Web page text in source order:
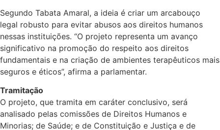
Segundo Tabata Amaral, a ideia é criar um arcabouço
legal robusto para evitar abusos aos direitos humanos
nessas instituições. “O projeto representa um avanço
significativo na promoção do respeito aos direitos
fundamentais e na criação de ambientes terapêuticos mais
seguros e éticos”, afirma a parlamentar.
Tramitação
O projeto, que tramita em caráter conclusivo, será
analisado pelas comissões de Direitos Humanos e
Minorias; de Saúde; e de Constituição e Justiça e de